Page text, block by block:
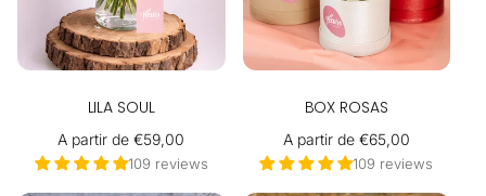
LILA SOUL
Precio
habitual
A partir de €59,00
109 reviews
BOX ROSAS
Precio
habitual
A partir de €65,00
109 reviews